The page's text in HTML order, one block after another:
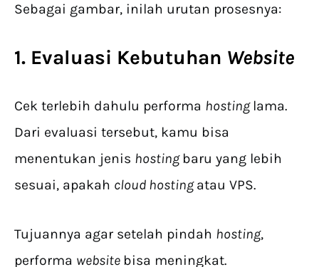
Sebagai gambar, inilah urutan prosesnya:
1. Evaluasi Kebutuhan Website
Cek terlebih dahulu performa hosting lama.
Dari evaluasi tersebut, kamu bisa
menentukan jenis hosting baru yang lebih
sesuai, apakah cloud hostingatau VPS.
Tujuannya agar setelah pindah hosting,
performa website bisa meningkat.